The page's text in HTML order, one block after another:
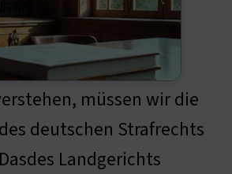
müssen wir die
deutschen Strafrechts
Landgerichts